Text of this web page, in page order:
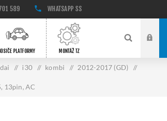
589 WHATSAPP SS
PLATFORMY MONTÁŽ TZ
/ i30 / kombi / 2012-2017 (GD) /
13pin, AC